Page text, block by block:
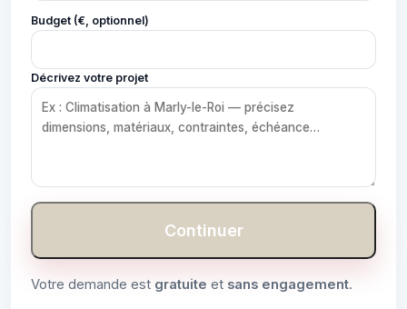
Budget (€, optionnel)
Décrivez votre projet
Continuer
Votre demande est gratuite et sans engagement.